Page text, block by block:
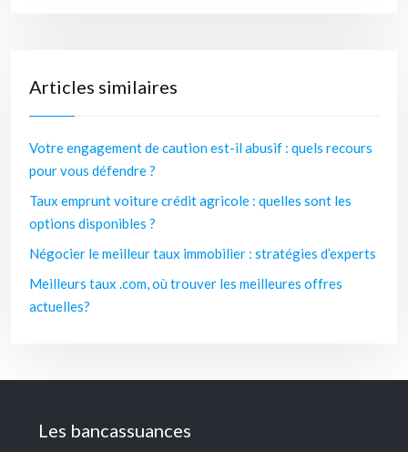
Articles similaires
Votre engagement de caution est-il abusif : quels recours
pour vous défendre ?
Taux emprunt voiture crédit agricole : quelles sont les
options disponibles ?
Négocier le meilleur taux immobilier : stratégies d’experts
Meilleurs taux .com, où trouver les meilleures offres
actuelles?
Les bancassuances